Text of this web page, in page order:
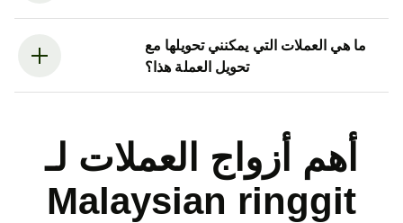
ما هي العملات التي يمكنني تحويلها مع
تحويل العملة هذا؟
أهم أزواج العملات لـ
Malaysian ringgit